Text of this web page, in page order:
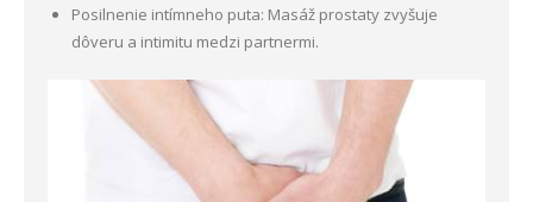
Posilnenie intímneho puta: Masáž prostaty zvyšuje
dôveru a intimitu medzi partnermi.